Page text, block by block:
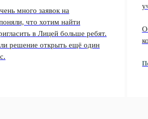
много заявок на
что хотим найти
в Лицей больше ребят.
решение открыть ещё один